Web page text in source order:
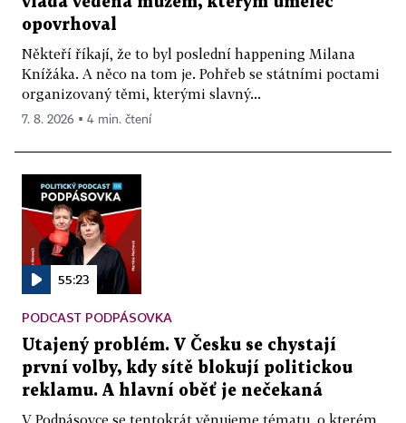
opovrhoval
Někteří říkají, že to byl poslední happening Milana
Knížáka. A něco na tom je. Pohřeb se státními poctami
organizovaný těmi, kterými slavný...
7. 8. 2026 ▪ 4 min. čtení
55:23
PODCAST PODPÁSOVKA
Utajený problém. V Česku se chystají
první volby, kdy sítě blokují politickou
reklamu. A hlavní oběť je nečekaná
V Podpásovce se tentokrát věnujeme tématu, o kterém